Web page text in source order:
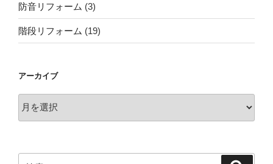
防音リフォーム (3)
階段リフォーム (19)
アーカイブ
ー